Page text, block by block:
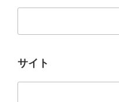
サイト